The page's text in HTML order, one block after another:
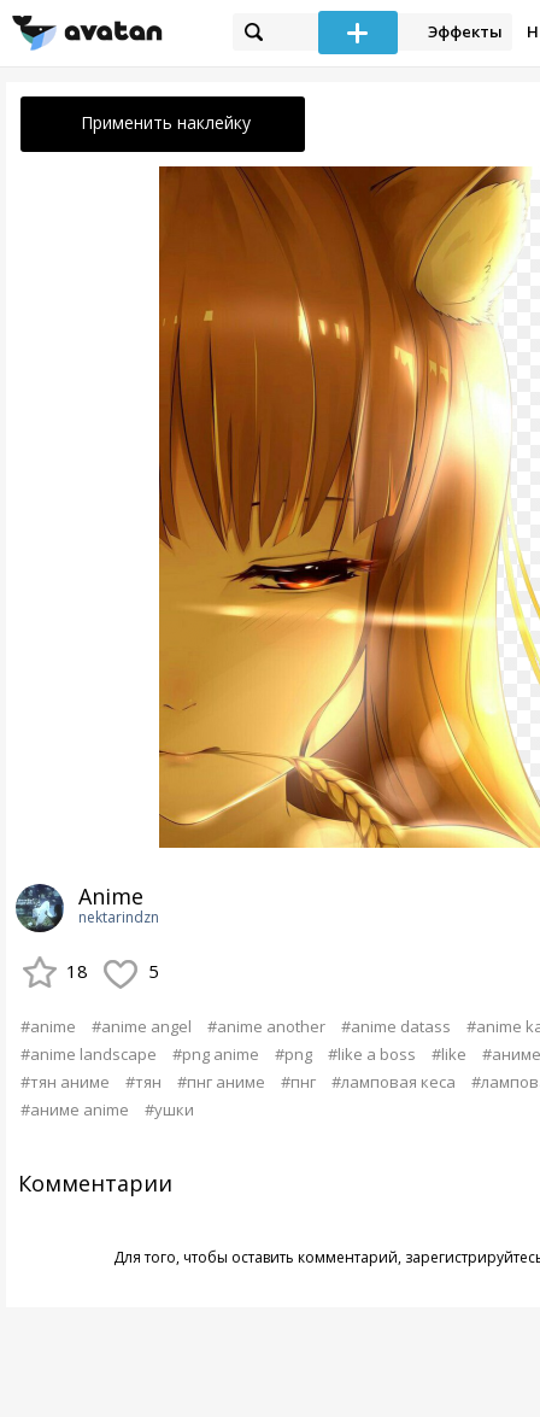
Эффекты
Применить наклейку
Anime
nektarindzn
18 5
#anime #anime angel #anime another #anime datass
#anime
#anime landscape
#png anime #png #like a boss #like
#тян аниме
#тян #пнг аниме #пнг #ламповая кеса
#аниме anime
#ушки
Комментарии
Для того, чтобы оставить комментарий,